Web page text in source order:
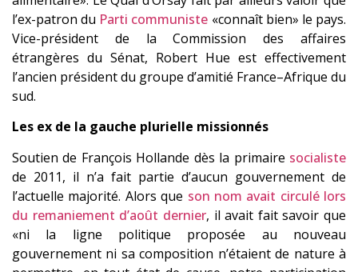
l’ex-patron du Parti communiste «connaît bien» le pays.
Vice-président de la Commission des affaires
étrangères du Sénat, Robert Hue est effectivement
l’ancien président du groupe d’amitié France–Afrique du
sud.
Les ex de la gauche plurielle missionnés
Soutien de François Hollande dès la primaire socialiste
de 2011, il n’a fait partie d’aucun gouvernement de
l’actuelle majorité. Alors que son nom avait circulé lors
du remaniement d’août dernier, il avait fait savoir que
«ni la ligne politique proposée au nouveau
gouvernement ni sa composition n’étaient de nature à